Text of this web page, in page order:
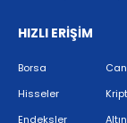
HIZLI ERİŞİM
Borsa
Hisseler
Endeksler